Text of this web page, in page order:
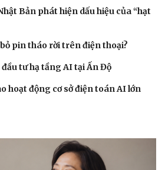
Bản phát hiện dấu hiệu của “hạt
pin tháo rời trên điện thoại?
tư hạ tầng AI tại Ấn Độ
hoạt động cơ sở điện toán AI lớn